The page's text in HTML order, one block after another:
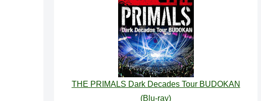
THE PRIMALS Dark Decades Tour BUDOKAN
(Blu-ray)